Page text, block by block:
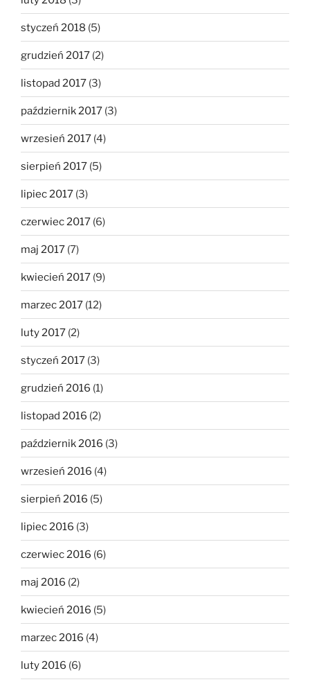
styczeń 2018 (5)
grudzień 2017 (2)
listopad 2017 (3)
październik 2017 (3)
wrzesień 2017 (4)
sierpień 2017 (5)
lipiec 2017 (3)
czerwiec 2017 (6)
maj 2017 (7)
kwiecień 2017 (9)
marzec 2017 (12)
luty 2017 (2)
styczeń 2017 (3)
grudzień 2016 (1)
listopad 2016 (2)
październik 2016 (3)
wrzesień 2016 (4)
sierpień 2016 (5)
lipiec 2016 (3)
czerwiec 2016 (6)
maj 2016 (2)
kwiecień 2016 (5)
marzec 2016 (4)
luty 2016 (6)